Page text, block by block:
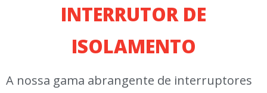
INTERRUTOR DE
ISOLAMENTO
A nossa gama abrangente de interruptores